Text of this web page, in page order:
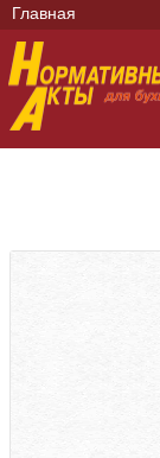
Главная